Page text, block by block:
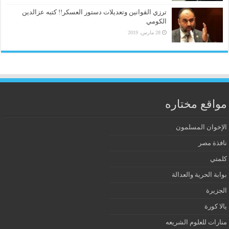
ترزي القوانين وتعديلات دستور العسكر!! كتبه عزالدين
الكومي
28 مارس، 2019
مواقع مختاره
الإخوان المسلمون
نافذة مصر
كلمتي
بوابة الحرية والعدالة
الجزيرة
يالا كورة
منارات للعلوم الشريعه